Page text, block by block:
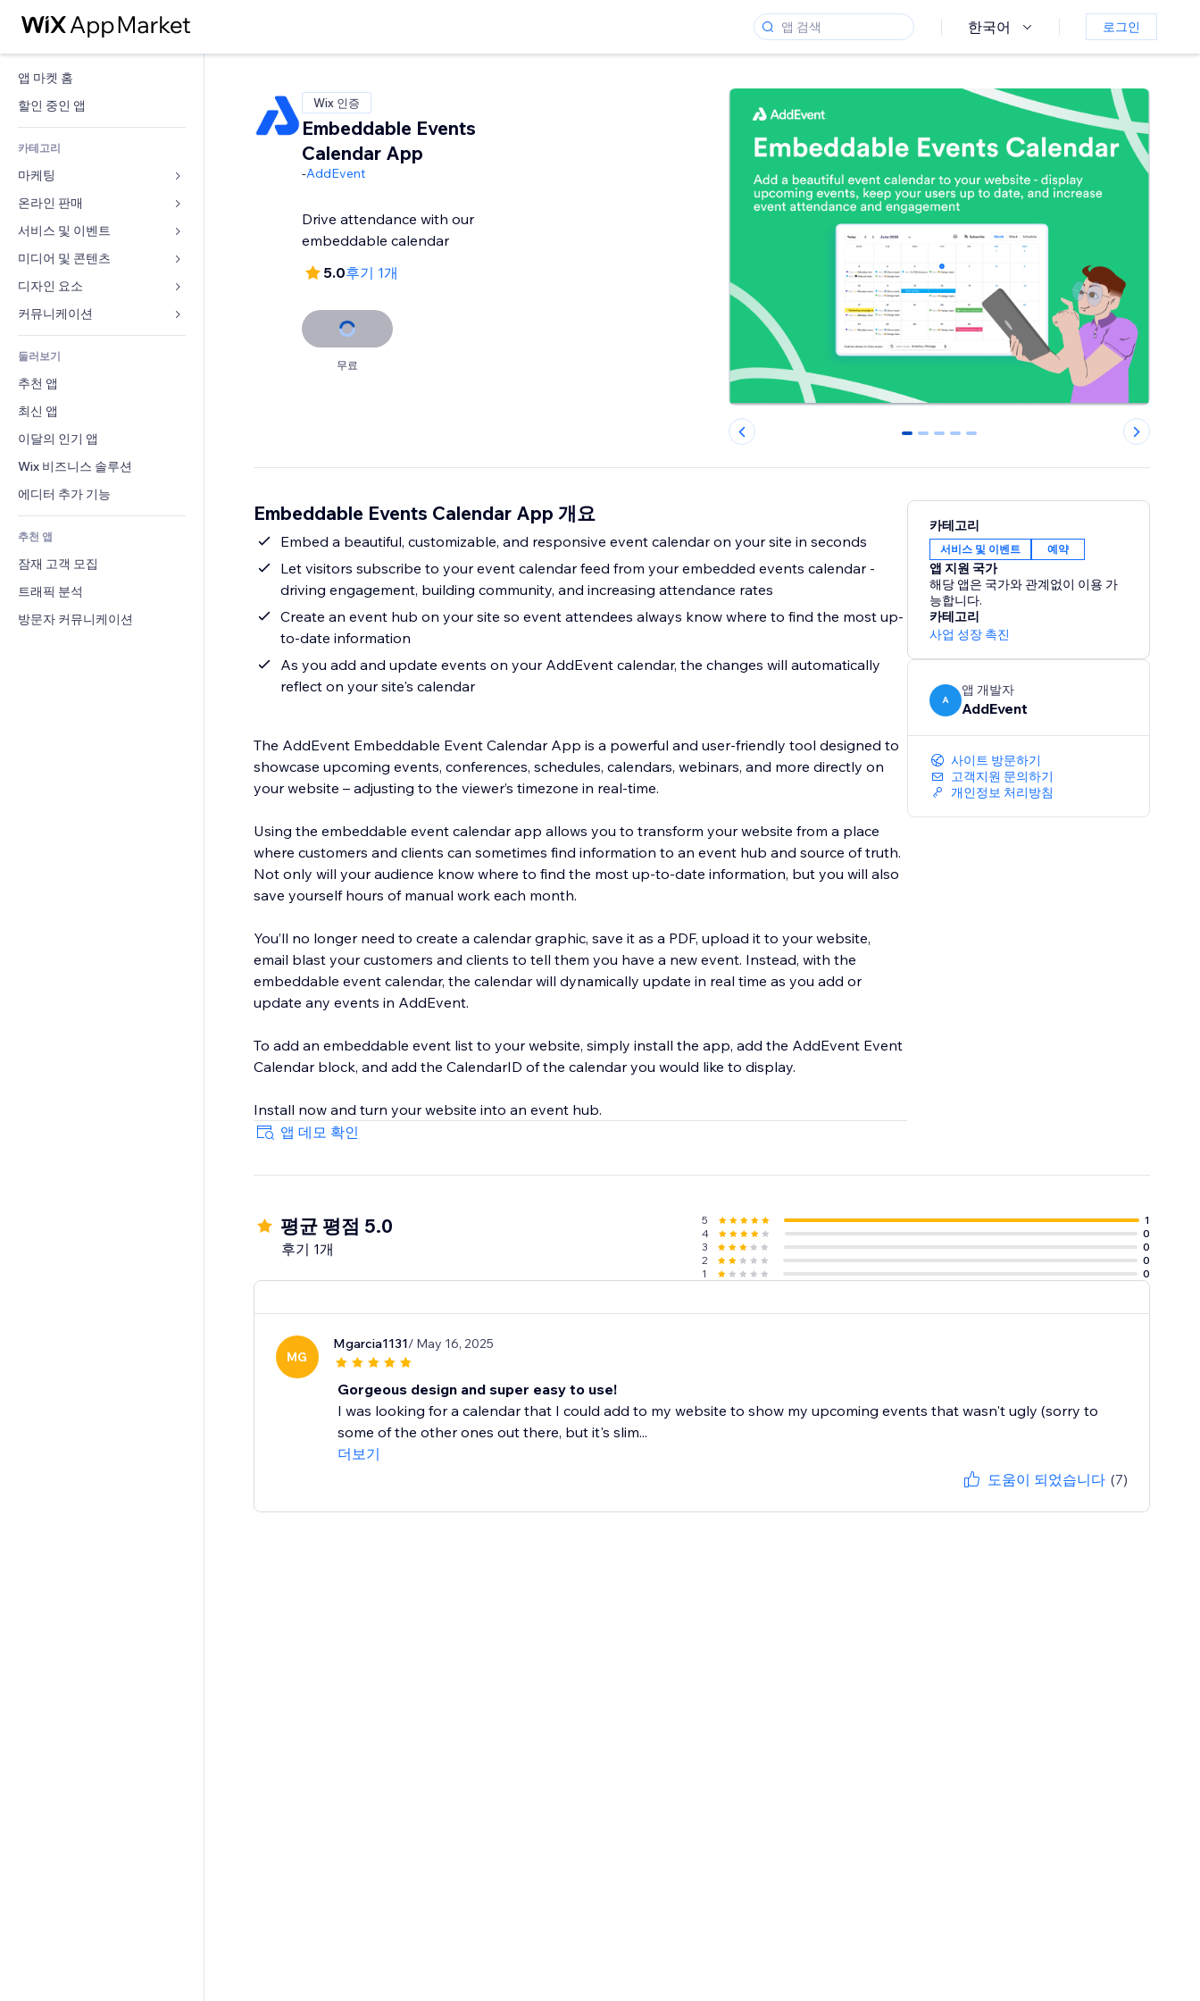
한국어 로그인
앱 마켓 홈
할인 중인 앱
카테고리
마케팅
광고
모바일
사이트 통계
사이트 목록
이메일
온라인 판매
쇼핑몰 관련 앱
배송
판매 버튼
회계
쿠폰 및 로열티
창고 서비스
식품 및 음료
서비스 및 이벤트
호텔
이벤트
음식점
부동산
예약
미디어 및 콘텐츠
갤러리
뮤직
팟캐스트
사진
동영상
PDF
파일 공유
소식
디자인 요소
지도 및 내비게이션
개인정보 및 보안
시계
페이지 템플릿
이미지 효과
버튼 & 메뉴
배너 및 배지
계산기
검색
일기예보
차트 및 표
양식
블로그
설문
채팅
메모
전화번호
커뮤니티
평가와 후기
CRM
둘러보기
추천 앱
최신 앱
이달의 인기 앱
Wix 비즈니스 솔루션
에디터 추가 기능
추천 앱
잠재 고객 모집
트래픽 분석
방문자 커뮤니케이션
Wix 인증
Embeddable Events
Calendar App
-AddEvent
Drive attendance with our
embeddable calendar
5.0후기 1개
무료
0 1 2 3 4
Embeddable Events Calendar App 개요
Embed a beautiful, customizable, and responsive event calendar on your site in seconds
Let visitors subscribe to your event calendar feed from your embedded events calendar -
driving engagement, building community, and increasing attendance rates
Create an event hub on your site so event attendees always know where to find the most up-
to-date information
As you add and update events on your AddEvent calendar, the changes will automatically
reflect on your site's calendar
The AddEvent Embeddable Event Calendar App is a powerful and user-friendly tool designed to
showcase upcoming events, conferences, schedules, calendars, webinars, and more directly on
your website – adjusting to the viewer’s timezone in real-time.
Using the embeddable event calendar app allows you to transform your website from a place
where customers and clients can sometimes find information to an event hub and source of truth.
Not only will your audience know where to find the most up-to-date information, but you will also
save yourself hours of manual work each month.
You’ll no longer need to create a calendar graphic, save it as a PDF, upload it to your website,
email blast your customers and clients to tell them you have a new event. Instead, with the
embeddable event calendar, the calendar will dynamically update in real time as you add or
update any events in AddEvent.
To add an embeddable event list to your website, simply install the app, add the AddEvent Event
Calendar block, and add the CalendarID of the calendar you would like to display.
앱 데모 확인
카테고리
서비스 및 이벤트 예약
앱 지원 국가
해당 앱은 국가와 관계없이 이용 가
능합니다.
카테고리
사업 성장 촉진
A
앱 개발자
AddEvent
사이트 방문하기
고객지원 문의하기
개인정보 처리방침
평균 평점 5.0
후기 1개
5
1
4
0
3
0
2
0
1
0
MG
Mgarcia1131/ May 16, 2025
Gorgeous design and super easy to use!
I was looking for a calendar that I could add to my website to show my upcoming events that wasn't ugly (sorry to
some of the other ones out there, but it's slim...
더보기
도움이 되었습니다 (7)